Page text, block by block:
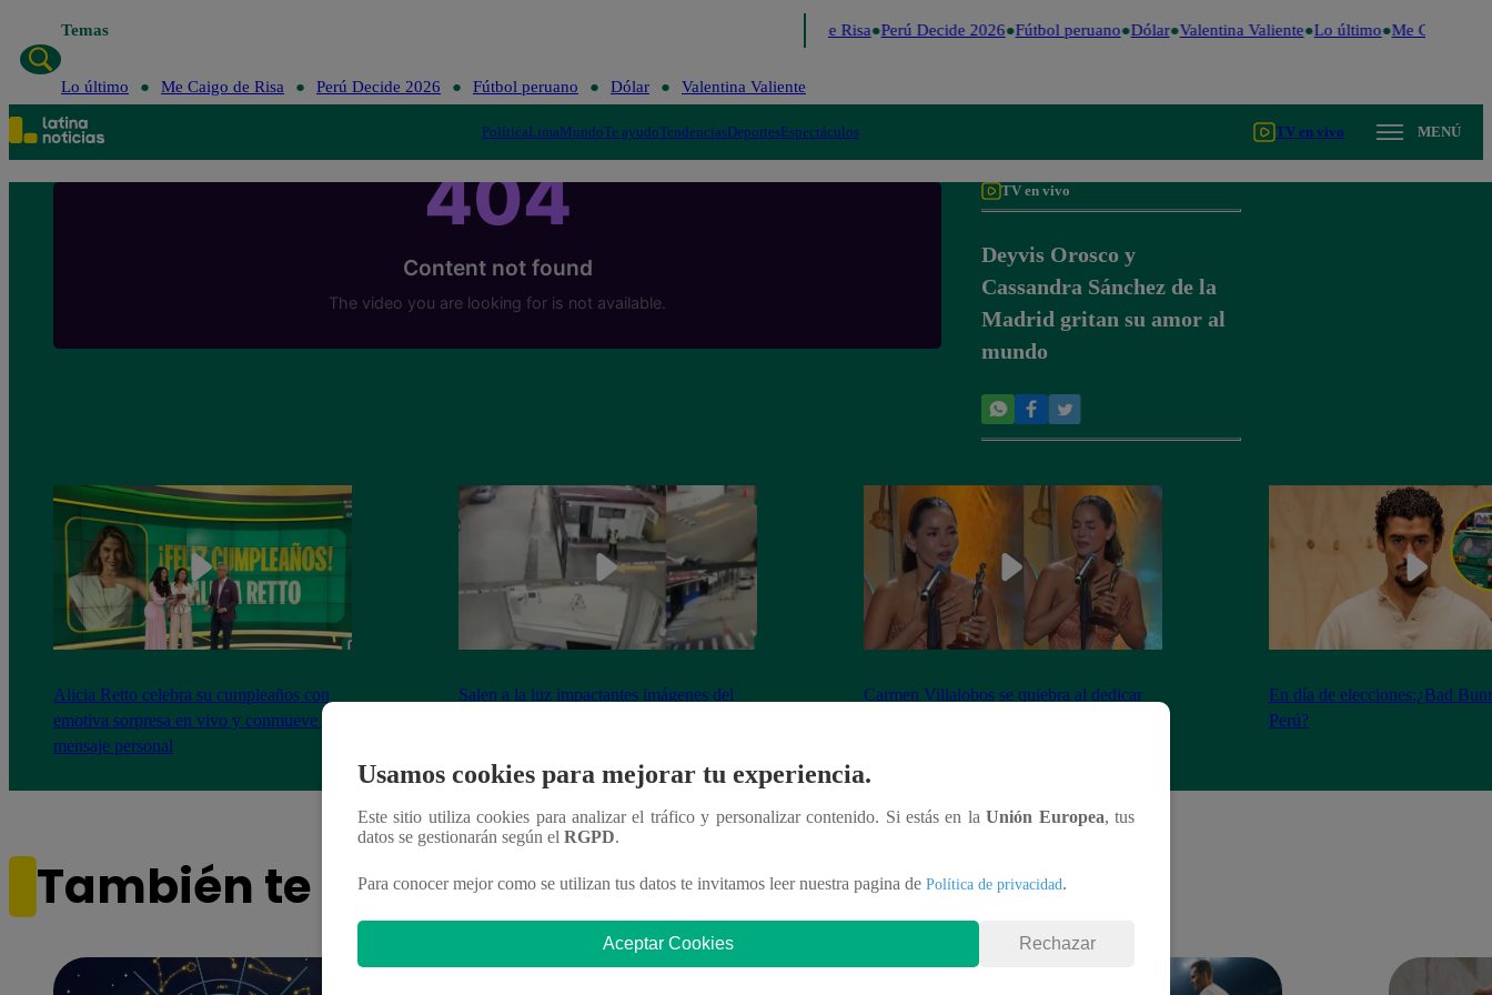
Temas Me Caigo de Risa Perú Decide 2026 Fútbol peruano Dólar Valentina Valiente Lo último Me Caigo de
Lo último Me Caigo de Risa Perú Decide 2026 Fútbol peruano Dólar Valentina Valiente
PolíticaLimaMundoTe ayudoTendenciasDeportesEspectáculos TV en vivo MENÚ
TV en vivo
Deyvis Orosco y
Cassandra Sánchez de la
Madrid gritan su amor al
mundo
Alicia Retto celebra su cumpleaños con
emotiva sorpresa en vivo y conmueve con
mensaje personal
Salen a la luz impactantes imágenes del
Carmen Villalobos se quiebra al dedicar
En día de elecciones:¿Bad
Perú?
También te puede interesar
Usamos cookies para mejorar tu experiencia.
Este sitio utiliza cookies para analizar el tráfico y personalizar contenido. Si estás en laUnión Europea, tus
datos se gestionarán según el RGPD.
Para conocer mejor como se utilizan tus datos te invitamos leer nuestra pagina de Política de privacidad.
Aceptar Cookies Rechazar